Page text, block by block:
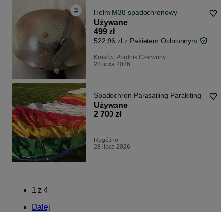
Hełm M38 spadochronowy
Używane
499 zł
522,96 zł z Pakietem Ochronnym
Kraków, Prądnik Czerwony
28 lipca 2026
Spadochron Parasailing Parakiting
Używane
2 700 zł
Rogóźno
28 lipca 2026
1 z 4
Dalej